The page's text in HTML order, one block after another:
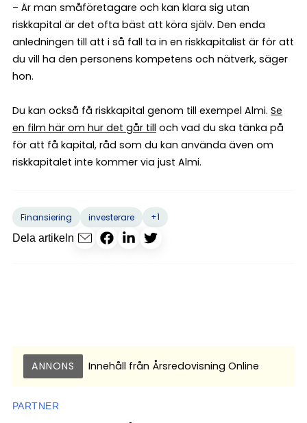
– Är man småföretagare och kan klara sig utan
riskkapital är det ofta bäst att köra själv. Den enda
anledningen till att i så fall ta in en riskkapitalist är för att
du vill ha den personens kompetens och nätverk, säger
hon.
Du kan också få riskkapital genom till exempel Almi. Se
en film här om hur det går till och vad du ska tänka på
för att få kapital, råd som du kan använda även om
riskkapitalet inte kommer via just Almi.
Finansiering investerare
+1
Dela artikeln
ANNONS Innehåll från Årsredovisning Online
PARTNER